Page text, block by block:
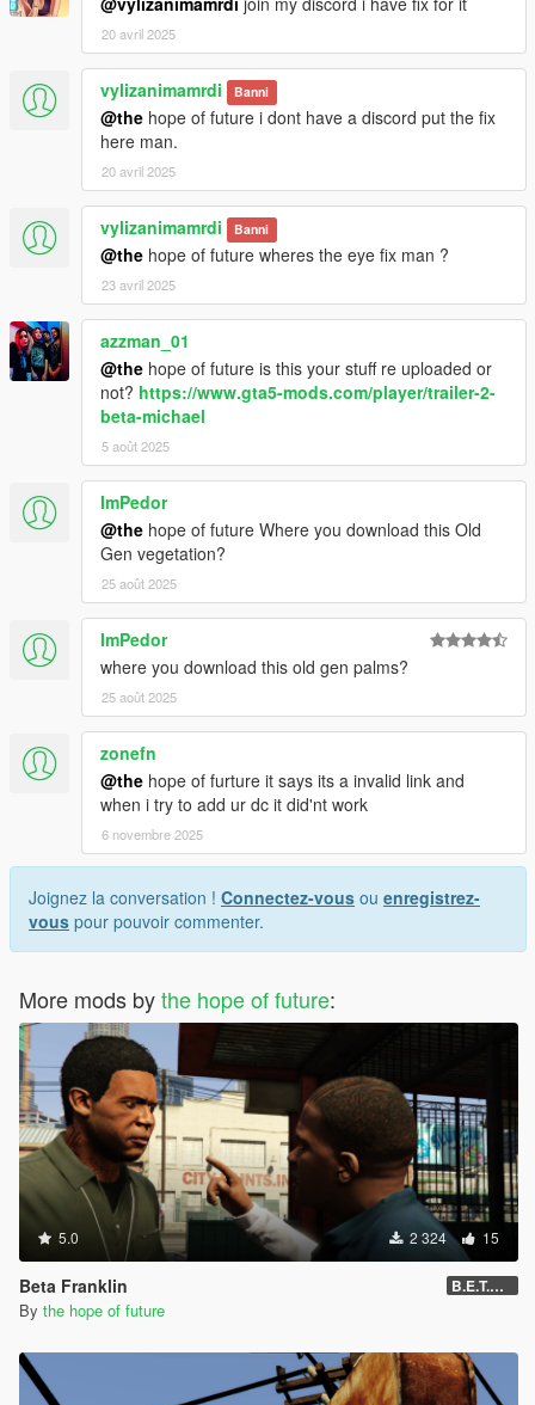
20 avril 2025
vylizanimamrdi Banni
@the hope of future i dont have a discord put the fix
here man.
20 avril 2025
vylizanimamrdi Banni
@the hope of future wheres the eye fix man ?
23 avril 2025
azzman_01
@the hope of future is this your stuff re uploaded or
not? https://www.gta5-mods.com/player/trailer-2-
beta-michael
5 août 2025
ImPedor
@the hope of future Where you download this Old
Gen vegetation?
25 août 2025
ImPedor
where you download this old gen palms?
25 août 2025
zonefn
@the hope of furture it says its a invalid link and
when i try to add ur dc it did'nt work
6 novembre 2025
Joignez la conversation ! Connectez-vous ou enregistrez-
vous pour pouvoir commenter.
More mods bythe hope of future:
5.0 2 324 15
Beta Franklin B.E.T.A 05
By the hope of future